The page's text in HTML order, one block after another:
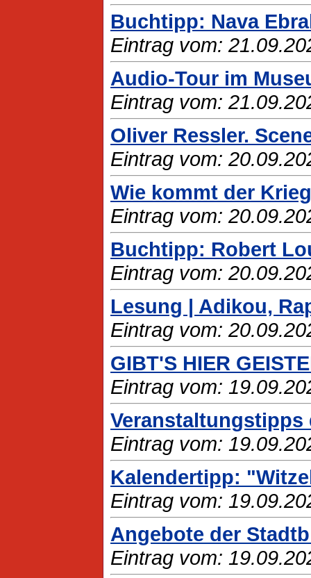
Buchtipp: Nava
Eintrag vom:
Audio-Tour im
Eintrag vom:
Oliver Ressler.
Eintrag vom:
Wie kommt der
Eintrag vom:
Buchtipp: Robert
Eintrag vom:
Lesung | Adikou,
Eintrag vom:
GIBT'S HIER
Eintrag vom:
Veranstaltungstipps
Eintrag vom:
Kalendertipp:
Eintrag vom:
Angebote der
Eintrag vom: